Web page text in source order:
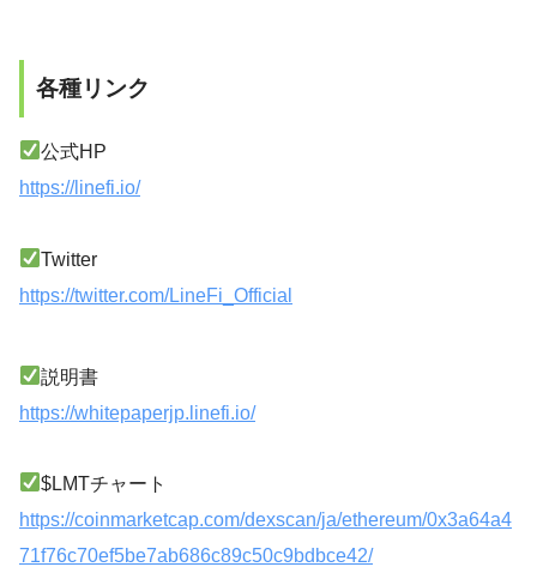
各種リンク
公式HP
https://linefi.io/
Twitter
https://twitter.com/LineFi_Official
説明書
https://whitepaperjp.linefi.io/
$LMTチャート
https://coinmarketcap.com/dexscan/ja/ethereum/0x3a64a4
71f76c70ef5be7ab686c89c50c9bdbce42/